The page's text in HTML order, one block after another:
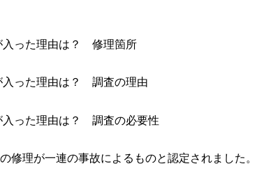
った理由は？ 修理箇所
った理由は？ 調査の理由
った理由は？ 調査の必要性
修理が一連の事故によるものと認定されました。